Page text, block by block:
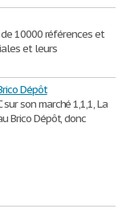
de 10000 références et
et leurs
Dépôt
son marché 1,1,1, La
Brico Dépôt, donc